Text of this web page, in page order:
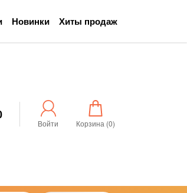
Новинки Хиты продаж
Войти Корзина (0)